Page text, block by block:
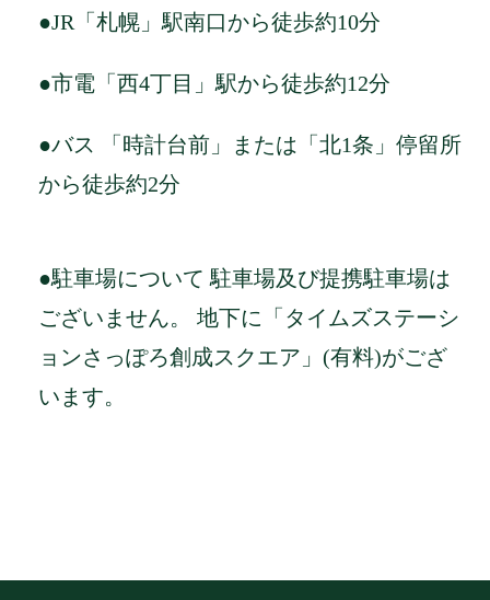
●JR「札幌」駅南口から徒歩約10分
●市電「西4丁目」駅から徒歩約12分
●バス 「時計台前」または「北1条」停留所
から徒歩約2分
●駐車場について 駐車場及び提携駐車場は
ございません。 地下に「タイムズステーシ
ョンさっぽろ創成スクエア」(有料)がござ
います。